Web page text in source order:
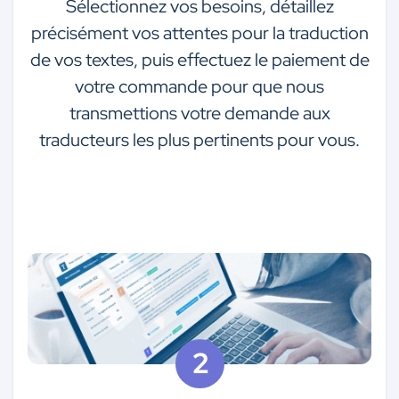
Sélectionnez vos besoins, détaillez
précisément vos attentes pour la traduction
de vos textes, puis effectuez le paiement de
votre commande pour que nous
transmettions votre demande aux
traducteurs les plus pertinents pour vous.